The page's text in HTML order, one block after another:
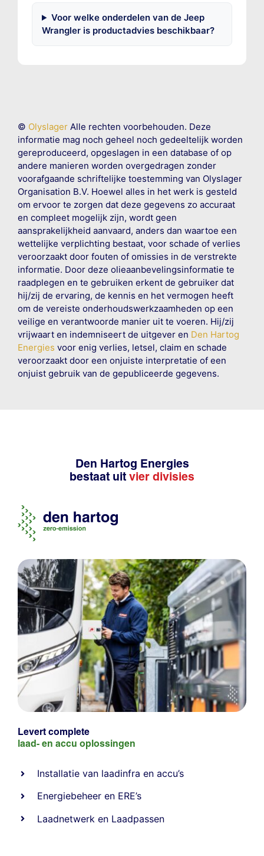
Voor welke onderdelen van de Jeep
Wrangler is productadvies beschikbaar?
© OlyslagerAlle rechten voorbehouden. Deze
informatie mag noch geheel noch gedeeltelijk worden
gereproduceerd, opgeslagen in een database of op
andere manieren worden overgedragen zonder
voorafgaande schriftelijke toestemming van Olyslager
Organisation B.V. Hoewel alles in het werk is gesteld
om ervoor te zorgen dat deze gegevens zo accuraat
en compleet mogelijk zijn, wordt geen
aansprakelijkheid aanvaard, anders dan waartoe een
wettelijke verplichting bestaat, voor schade of verlies
veroorzaakt door fouten of omissies in de verstrekte
informatie. Door deze olieaanbevelingsinformatie te
raadplegen en te gebruiken erkent de gebruiker dat
hij/zij de ervaring, de kennis en het vermogen heeft
om de vereiste onderhoudswerkzaamheden op een
veilige en verantwoorde manier uit te voeren. Hij/zij
vrijwaart en indemniseert de uitgever en Den Hartog
Energies voor enig verlies, letsel, claim en schade
veroorzaakt door een onjuiste interpretatie of een
onjuist gebruik van de gepubliceerde gegevens.
Den Hartog Energies
bestaat uit vier divisies
Levert complete
laad- en accu oplossingen
Installatie van laadinfra en accu’s
Energiebeheer en ERE’s
Laadnetwerk en Laadpassen